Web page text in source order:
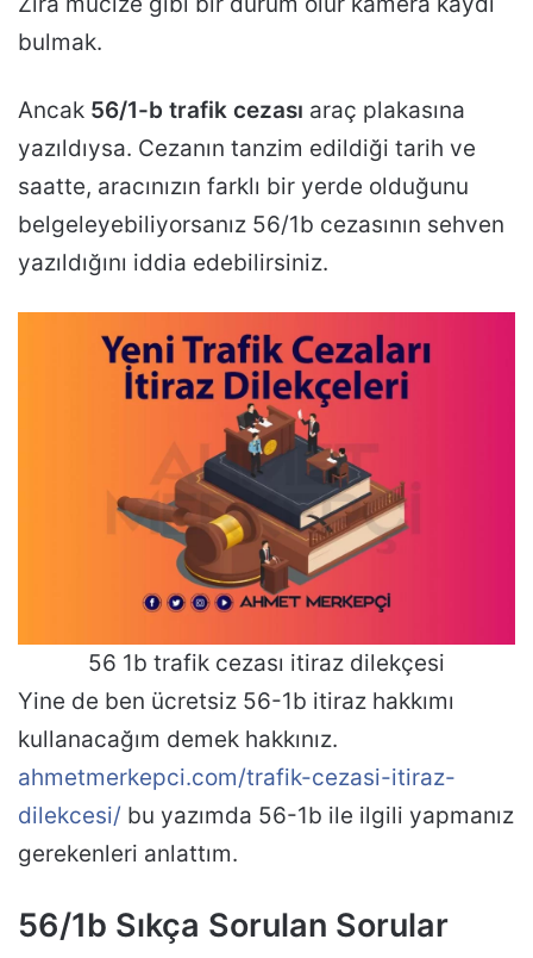
bulmak.
Ancak 56/1-b trafik cezası araç plakasına
yazıldıysa. Cezanın tanzim edildiği tarih ve
saatte, aracınızın farklı bir yerde olduğunu
belgeleyebiliyorsanız 56/1b cezasının sehven
yazıldığını iddia edebilirsiniz.
56 1b trafik cezası itiraz dilekçesi
Yine de ben ücretsiz 56-1b itiraz hakkımı
kullanacağım demek hakkınız.
ahmetmerkepci.com/trafik-cezasi-itiraz-
dilekcesi/ bu yazımda 56-1b ile ilgili yapmanız
gerekenleri anlattım.
56/1b Sıkça Sorulan Sorular